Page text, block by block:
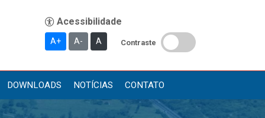
A+ A- A Contraste
DOWNLOADS NOTÍCIAS CONTATO